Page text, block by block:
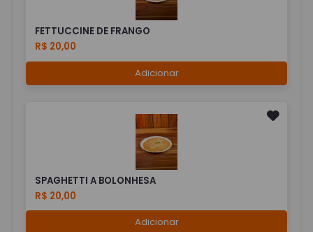
FETTUCCINE DE FRANGO
R$ 20,00
Adicionar
SPAGHETTI A BOLONHESA
R$ 20,00
Adicionar